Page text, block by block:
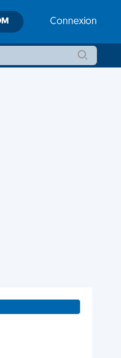
Connexion